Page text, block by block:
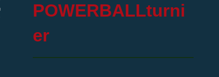
POWERBALLturni
er